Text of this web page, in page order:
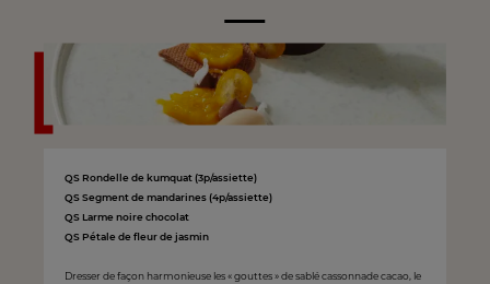
QS Rondelle de kumquat (3p/assiette)
QS Segment de mandarines (4p/assiette)
QS Larme noire chocolat
QS Pétale de fleur de jasmin
Dresser de façon harmonieuse les « gouttes » de sablé cassonnade cacao, le